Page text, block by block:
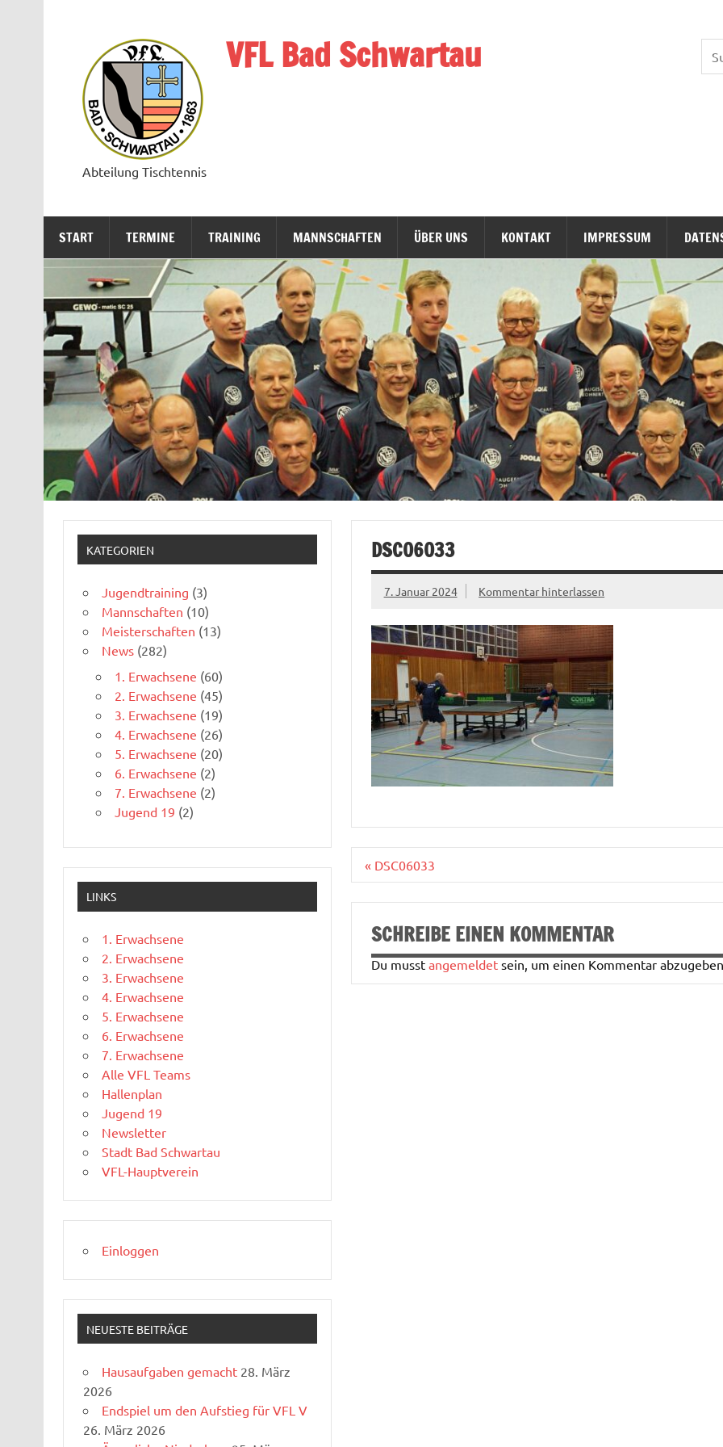
VFL Bad Schwartau
Abteilung Tischtennis
START TERMINE TRAINING MANNSCHAFTEN ÜBER UNS KONTAKT IMPRESSUM
DSC06033
7. Januar 2024 Kommentar hinterlassen
Beitragsnavigation
« DSC06033
SCHREIBE EINEN KOMMENTAR
Du musst angemeldetsein, um einen Kommentar
KATEGORIEN
Jugendtraining (3)
Mannschaften (10)
Meisterschaften (13)
News(282)
1. Erwachsene (60)
2. Erwachsene (45)
3. Erwachsene (19)
4. Erwachsene (26)
5. Erwachsene (20)
6. Erwachsene (2)
7. Erwachsene (2)
Jugend 19 (2)
LINKS
1. Erwachsene
2. Erwachsene
3. Erwachsene
4. Erwachsene
5. Erwachsene
6. Erwachsene
7. Erwachsene
Alle VFL Teams
Hallenplan
Jugend 19
Newsletter
Stadt Bad Schwartau
VFL-Hauptverein
Einloggen
NEUESTE BEITRÄGE
Hausaufgaben gemacht 28. März
2026
Endspiel um den Aufstieg für VFL V
26. März 2026